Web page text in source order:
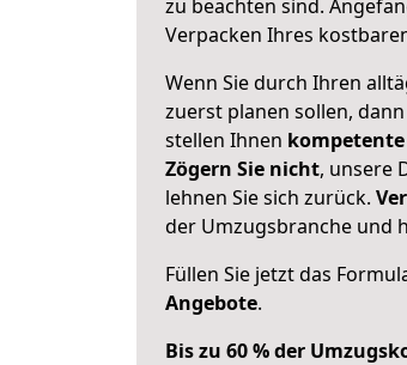
zu beachten sind.
Verpacken Ihres
Wenn Sie durch Ihren
zuerst planen sollen,
stellen Ihnen
Zögern Sie nicht, unsere
lehnen Sie sich zurück.
der Umzugsbranche und
Füllen Sie jetzt das
Angebote.
Bis zu 60 % der